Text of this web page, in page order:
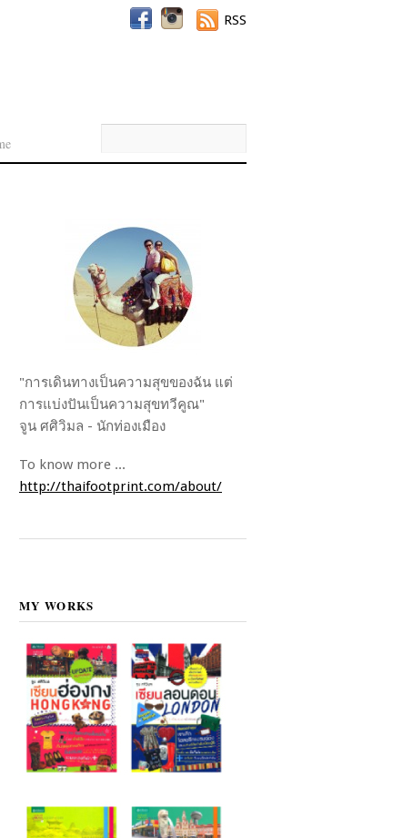
RSS
"การเดินทางเป็นความสุขของฉัน แต่
การแบ่งปันเป็นความสุขทวีคูณ"
จูน ศศิวิมล - นักท่องเมือง
To know more ...
http://thaifootprint.com/about/
MY WORKS